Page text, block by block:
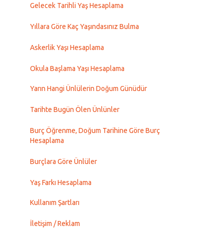
Gelecek Tarihli Yaş Hesaplama
Yıllara Göre Kaç Yaşındasınız Bulma
Askerlik Yaşı Hesaplama
Okula Başlama Yaşı Hesaplama
Yarın Hangi Ünlülerin Doğum Günüdür
Tarihte Bugün Ölen Ünlünler
Burç Öğrenme, Doğum Tarihine Göre Burç
Hesaplama
Burçlara Göre Ünlüler
Yaş Farkı Hesaplama
Kullanım Şartları
İletişim / Reklam